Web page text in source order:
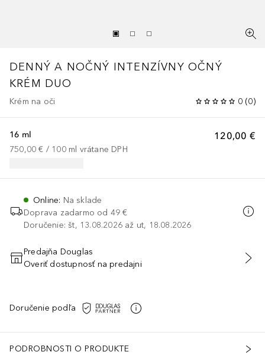
DENNÝ A NOČNÝ INTENZÍVNY OČNÝ
KRÉM DUO
Krém na oči 0 (0)
120,00 €
16 ml
750,00 € / 100 ml vrátane DPH
Online: Na sklade
Doprava zadarmo od 49 €
Doručenie: št, 13.08.2026 až ut, 18.08.2026
PRIDAŤ DO KOŠÍKA
Predajňa Douglas
Overiť dostupnosť na predajni
Doručenie podľa
PODROBNOSTI O PRODUKTE